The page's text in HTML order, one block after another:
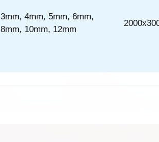
3mm, 4mm, 5mm, 6mm,
8mm, 10mm, 12mm